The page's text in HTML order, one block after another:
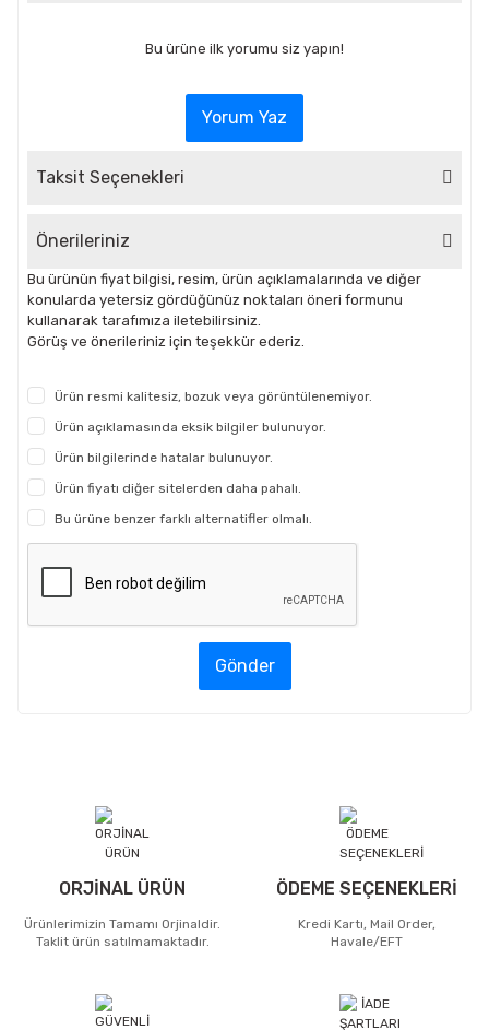
Bu ürüne ilk yorumu siz yapın!
Yorum Yaz
Taksit Seçenekleri
Önerileriniz
Bu ürünün fiyat bilgisi, resim, ürün açıklamalarında ve diğer
konularda yetersiz gördüğünüz noktaları öneri formunu
kullanarak tarafımıza iletebilirsiniz.
Görüş ve önerileriniz için teşekkür ederiz.
Ürün resmi kalitesiz, bozuk veya görüntülenemiyor.
Ürün açıklamasında eksik bilgiler bulunuyor.
Ürün bilgilerinde hatalar bulunuyor.
Ürün fiyatı diğer sitelerden daha pahalı.
Bu ürüne benzer farklı alternatifler olmalı.
Gönder
ORJİNAL ÜRÜN
Ürünlerimizin Tamamı Orjinaldir.
Taklit ürün satılmamaktadır.
ÖDEME SEÇENEKLERİ
Kredi Kartı, Mail Order,
Havale/EFT